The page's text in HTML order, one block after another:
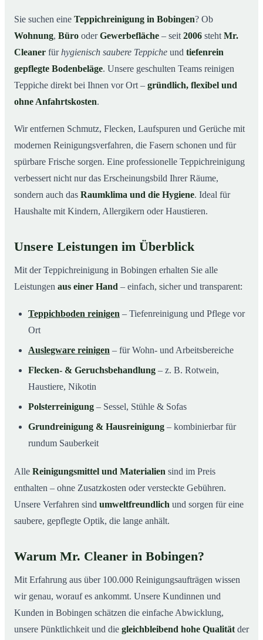
03Warum Mr. Cleaner in Bobingen?
04Teppichreinigung in Bobingen und Umgebung
05Jetzt Angebot einholen
Teppichreinigung in Bobingen im Einsatz
Sie suchen eine Teppichreinigung in Bobingen? Ob
Wohnung, Büro oderGewerbefläche – seit 2006 steht Mr.
Cleaner fürhygienisch saubere Teppiche und tiefenrein
gepflegte Bodenbeläge. Unsere geschulten Teams reinigen
Teppiche direkt bei Ihnen vor Ort – gründlich, flexibel und
ohne Anfahrtskosten.
Wir entfernen Schmutz, Flecken, Laufspuren und Gerüche mit
modernen Reinigungsverfahren, die Fasern schonen und für
spürbare Frische sorgen. Eine professionelle Teppichreinigung
verbessert nicht nur das Erscheinungsbild Ihrer Räume,
sondern auch das Raumklima und die Hygiene. Ideal für
Haushalte mit Kindern, Allergikern oder Haustieren.
Unsere Leistungen im Überblick
Mit der Teppichreinigung in Bobingen erhalten Sie alle
Leistungen aus einer Hand – einfach, sicher und transparent:
Teppichboden reinigen – Tiefenreinigung und Pflege vor
Ort
Auslegware reinigen – für Wohn- und Arbeitsbereiche
Flecken- & Geruchsbehandlung – z. B. Rotwein,
Haustiere, Nikotin
Polsterreinigung – Sessel, Stühle & Sofas
Grundreinigung & Hausreinigung – kombinierbar für
rundum Sauberkeit
Alle Reinigungsmittel und Materialien sind im Preis
enthalten – ohne Zusatzkosten oder versteckte Gebühren.
Unsere Verfahren sind umweltfreundlich und sorgen für eine
saubere, gepflegte Optik, die lange anhält.
Warum Mr. Cleaner in Bobingen?
Mit Erfahrung aus über 100.000 Reinigungsaufträgen wissen
wir genau, worauf es ankommt. Unsere Kundinnen und
Kunden in Bobingen schätzen die einfache Abwicklung,
unsere Pünktlichkeit und die gleichbleibend hohe Qualität der